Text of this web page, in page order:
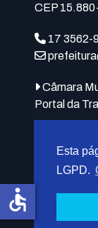
Esta
LGPD.
CEP
17 3562-
Câmara
Portal da
© 2026MIT
accessible